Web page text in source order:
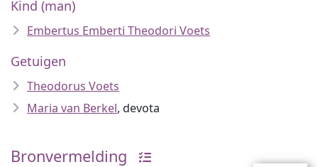
Kind (man)
Embertus Emberti Theodori Voets
Getuigen
Theodorus Voets
Maria van Berkel, devota
Bronvermelding